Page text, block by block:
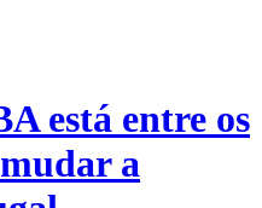
está entre os
a